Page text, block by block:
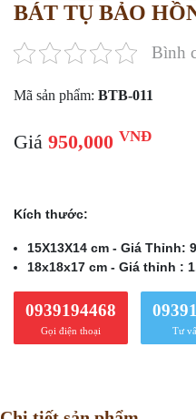
BÁT TỤ BẢO
Bình
Mã sản phẩm: BTB-011
Giá 950,000 VNĐ
Kích thước:
15X13X14 cm - Giá Thỉnh:
18x18x17 cm - Giá thỉnh :
0939194468
Gọi điện thoại Tư